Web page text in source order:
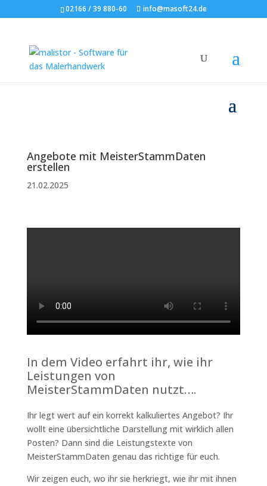
02166 / 39 880-60 info@masoft24.de
Angebote mit MeisterStammDaten
erstellen
21.02.2025
In dem Video erfahrt ihr, wie ihr
Leistungen von
MeisterStammDaten nutzt….
Ihr legt wert auf ein korrekt kalkuliertes Angebot? Ihr
wollt eine übersichtliche Darstellung mit wirklich allen
Posten? Dann sind die Leistungstexte von
MeisterStammDaten genau das richtige für euch.
Wir zeigen euch, wo ihr sie herkriegt, wie ihr mit ihnen